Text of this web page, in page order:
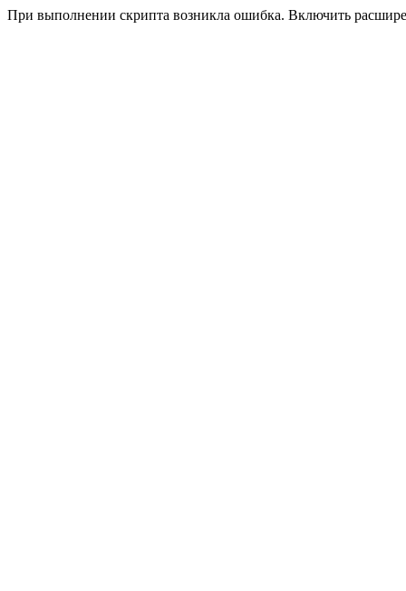
При выполнении скрипта возникла ошибка. Включить